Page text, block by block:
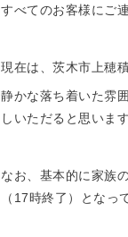
すべてのお客様にご
現在は、茨木市上穂
静かな落ち着いた雰
しいただると思います
なお、基本的に家族
（17時終了）となっ